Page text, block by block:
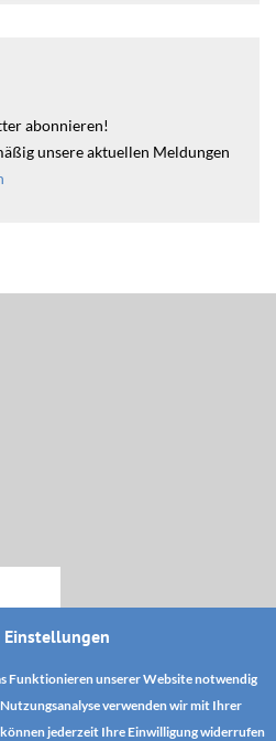
Einstellungen
Funktionieren unserer Website notwendig
verwenden wir mit Ihrer
jederzeit Ihre Einwilligung widerrufen
abonnieren!
unsere aktuellen Meldungen